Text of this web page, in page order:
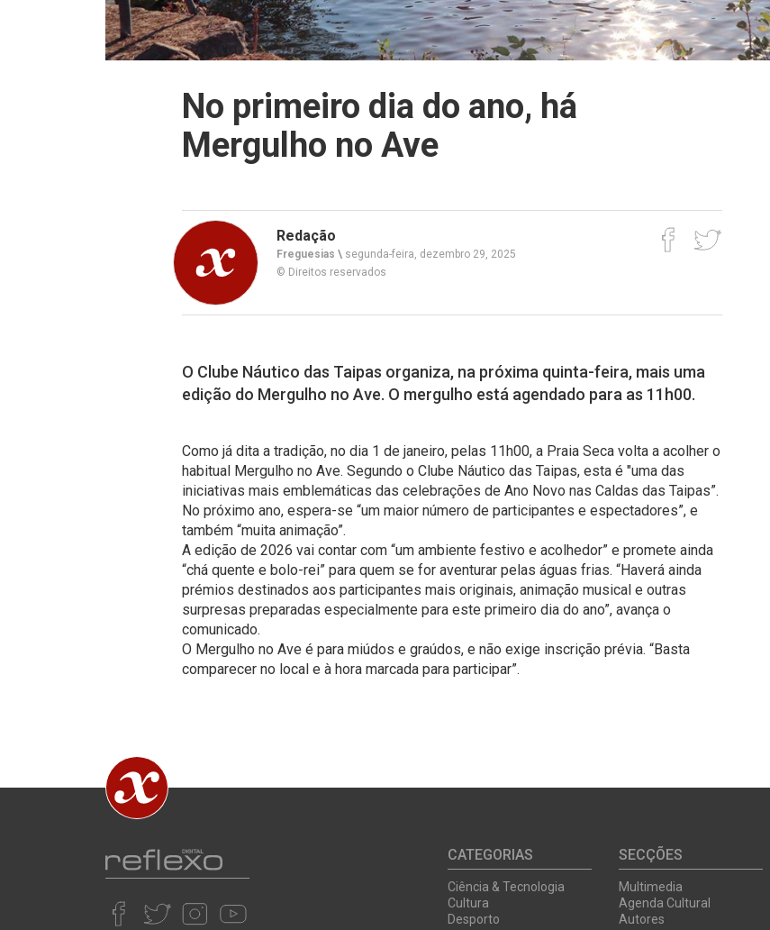
No primeiro dia do ano, há
Mergulho no Ave
Redação
Freguesias \ segunda-feira, dezembro 29, 2025
© Direitos reservados
O Clube Náutico das Taipas organiza, na próxima quinta-feira, mais uma
edição do Mergulho no Ave. O mergulho está agendado para as 11h00.
Como já dita a tradição, no dia 1 de janeiro, pelas 11h00, a Praia Seca volta a acolher o
habitual Mergulho no Ave. Segundo o Clube Náutico das Taipas, esta é "uma das
iniciativas mais emblemáticas das celebrações de Ano Novo nas Caldas das Taipas”.
No próximo ano, espera-se “um maior número de participantes e espectadores”, e
também “muita animação”.
A edição de 2026 vai contar com “um ambiente festivo e acolhedor” e promete ainda
“chá quente e bolo-rei” para quem se for aventurar pelas águas frias. “Haverá ainda
prémios destinados aos participantes mais originais, animação musical e outras
surpresas preparadas especialmente para este primeiro dia do ano”, avança o
comunicado.
O Mergulho no Ave é para miúdos e graúdos, e não exige inscrição prévia. “Basta
comparecer no local e à hora marcada para participar”.
CATEGORIAS
Ciência & Tecnologia
Cultura
Desporto
SECÇÕES
Multimedia
Agenda Cultural
Autores